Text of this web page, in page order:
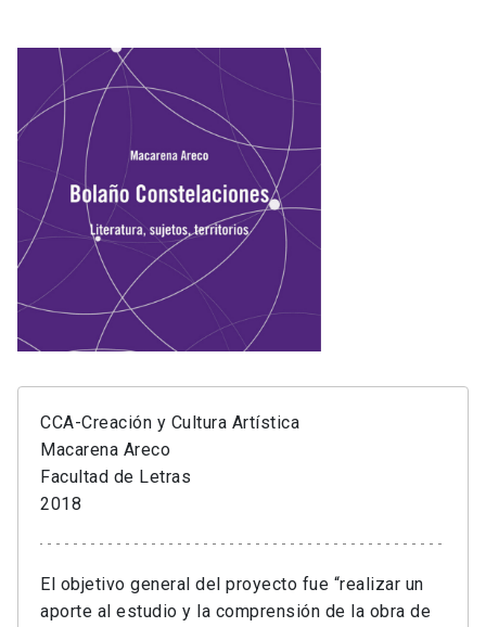
CCA-Creación y Cultura Artística
Macarena Areco
Facultad de Letras
2018
El objetivo general del proyecto fue “realizar un
aporte al estudio y la comprensión de la obra de